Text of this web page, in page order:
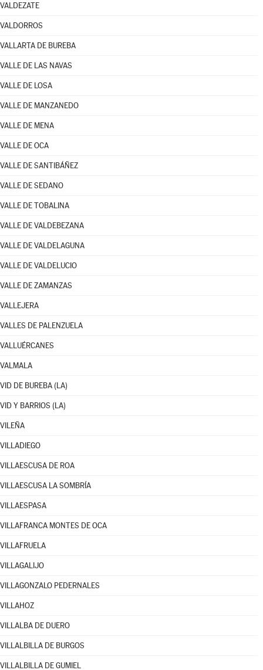
VALDEZATE
VALDORROS
VALLARTA DE BUREBA
VALLE DE LAS NAVAS
VALLE DE LOSA
VALLE DE MANZANEDO
VALLE DE MENA
VALLE DE OCA
VALLE DE SANTIBÁÑEZ
VALLE DE SEDANO
VALLE DE TOBALINA
VALLE DE VALDEBEZANA
VALLE DE VALDELAGUNA
VALLE DE VALDELUCIO
VALLE DE ZAMANZAS
VALLEJERA
VALLES DE PALENZUELA
VALLUÉRCANES
VALMALA
VID DE BUREBA (LA)
VID Y BARRIOS (LA)
VILEÑA
VILLADIEGO
VILLAESCUSA DE ROA
VILLAESCUSA LA SOMBRÍA
VILLAESPASA
VILLAFRANCA MONTES DE OCA
VILLAFRUELA
VILLAGALIJO
VILLAGONZALO PEDERNALES
VILLAHOZ
VILLALBA DE DUERO
VILLALBILLA DE BURGOS
VILLALBILLA DE GUMIEL